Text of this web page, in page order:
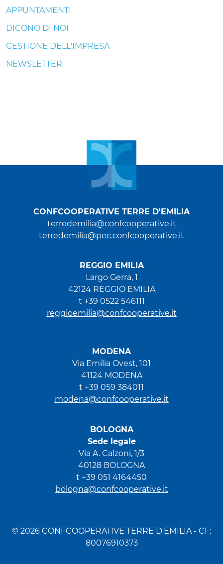
APPUNTAMENTI
DICONO DI NOI
GESTIONE DELL'IMPRESA
NEWSLETTER
CONFCOOPERATIVE TERRE D'EMILIA
terredemilia@confcooperative.it
terredemilia@pec.confcooperative.it
REGGIO EMILIA
Largo Gerra, 1
42124 REGGIO EMILIA
t +39 0522 546111
reggioemilia@confcooperative.it
MODENA
Via Emilia Ovest, 101
41124 MODENA
t +39 059 384011
modena@confcooperative.it
BOLOGNA
Sede legale
Via A. Calzoni, 1/3
40128 BOLOGNA
t +39 051 4164450
bologna@confcooperative.it
© 2026 CONFCOOPERATIVE TERRE D'EMILIA - CF:
80076910373